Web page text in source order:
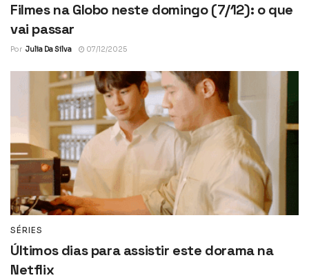
Filmes na Globo neste domingo (7/12): o que
vai passar
Por Julia Da Silva 07/12/2025
SÉRIES
Últimos dias para assistir este dorama na
Netflix